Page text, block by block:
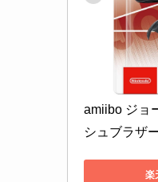
amiibo ジョ
シュブラザ
楽